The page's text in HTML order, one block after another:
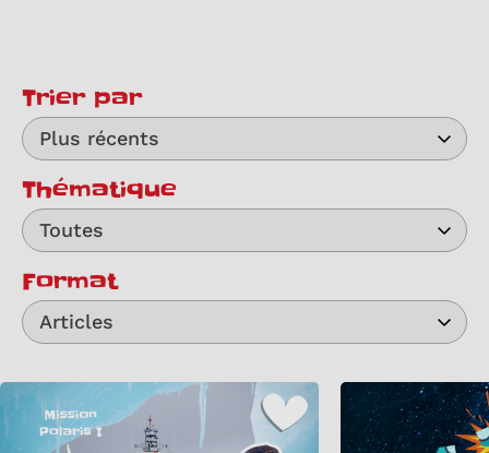
Trier par
Plus récents
Thématique
Toutes
Format
Articles